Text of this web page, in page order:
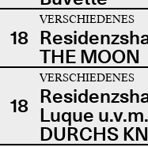
18
VERSCHIEDENES
THE MOON
18
VERSCHIEDENES
Luque
DURCHS